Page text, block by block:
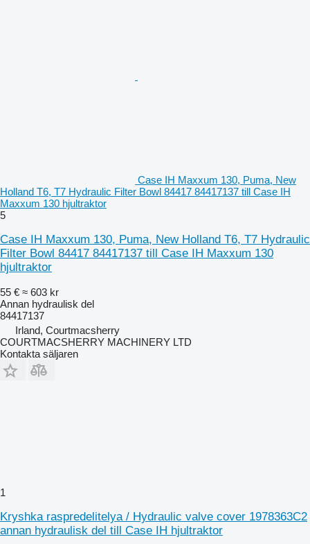
Case IH Maxxum 130, Puma, New
Holland T6, T7 Hydraulic Filter Bowl 84417 84417137 till Case IH
Maxxum 130 hjultraktor
5
Case IH Maxxum 130, Puma, New Holland T6, T7 Hydraulic
Filter Bowl 84417 84417137 till Case IH Maxxum 130
hjultraktor
55 € ≈ 603 kr
Annan hydraulisk del
84417137
Irland, Courtmacsherry
COURTMACSHERRY MACHINERY LTD
Kontakta säljaren
1
Kryshka raspredelitelya / Hydraulic valve cover 1978363C2
annan hydraulisk del till Case IH hjultraktor